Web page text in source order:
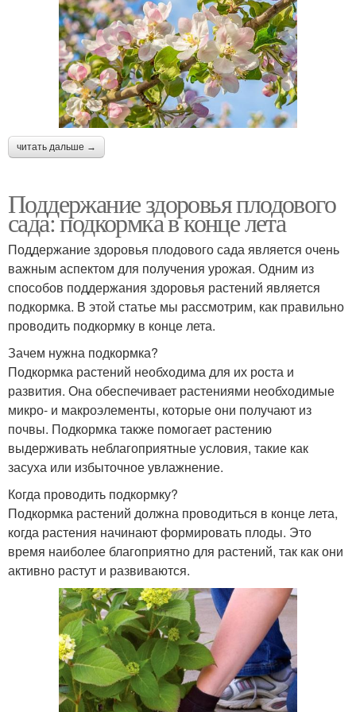
читать дальше →
Поддержание здоровья плодового
сада: подкормка в конце лета
Поддержание здоровья плодового сада является очень
важным аспектом для получения урожая. Одним из
способов поддержания здоровья растений является
подкормка. В этой статье мы рассмотрим, как правильно
проводить подкормку в конце лета.
Зачем нужна подкормка?
Подкормка растений необходима для их роста и
развития. Она обеспечивает растениями необходимые
микро- и макроэлементы, которые они получают из
почвы. Подкормка также помогает растению
выдерживать неблагоприятные условия, такие как
засуха или избыточное увлажнение.
Когда проводить подкормку?
Подкормка растений должна проводиться в конце лета,
когда растения начинают формировать плоды. Это
время наиболее благоприятно для растений, так как они
активно растут и развиваются.